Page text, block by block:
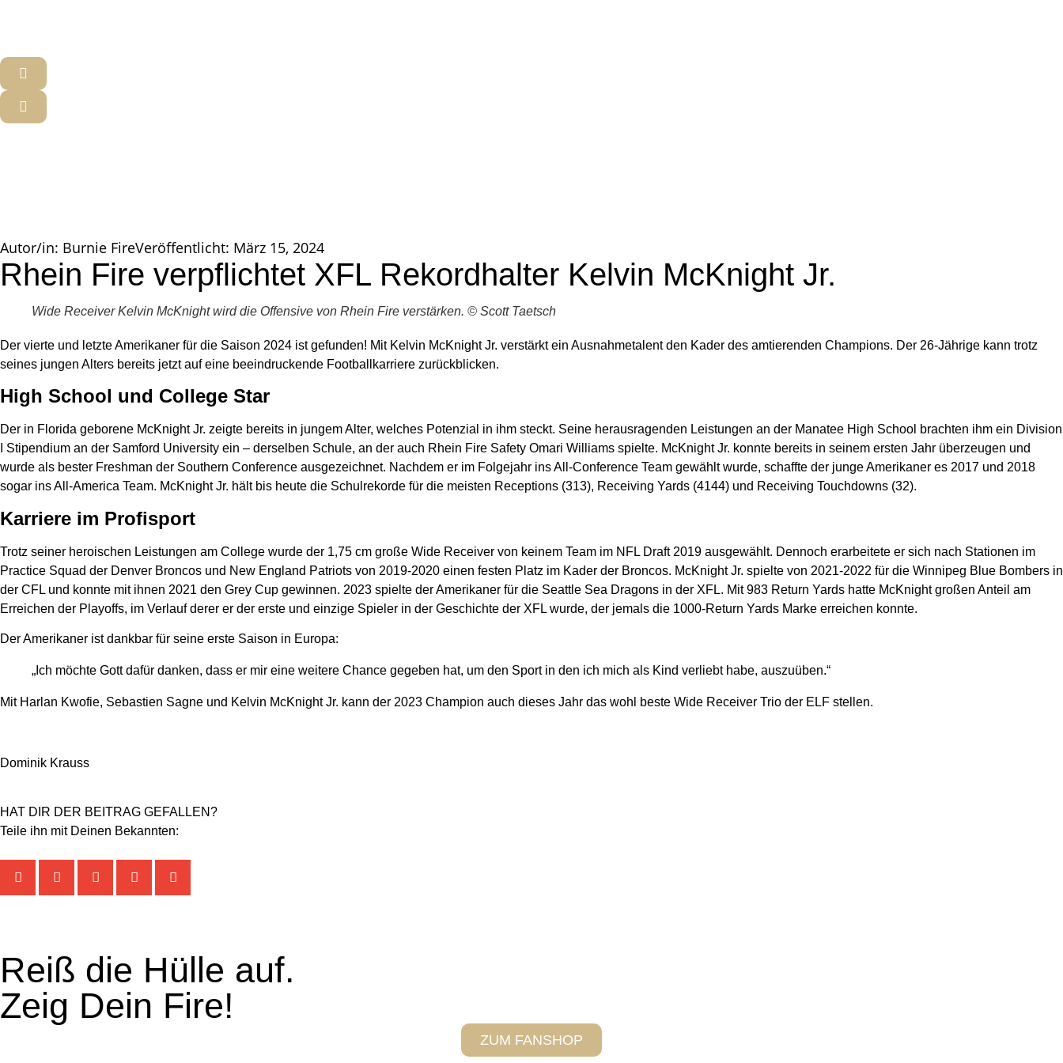
Autor/in: Burnie FireVeröffentlicht: März 15, 2024
Rhein Fire verpflichtet XFL Rekordhalter Kelvin McKnight Jr.
Wide Receiver Kelvin McKnight wird die Offensive von Rhein Fire verstärken. © Scott Taetsch
Der vierte und letzte Amerikaner für die Saison 2024 ist gefunden! Mit Kelvin McKnight Jr. verstärkt ein Ausnahmetalent den Kader des amtierenden Champions. Der 26-Jährige kann trotz
seines jungen Alters bereits jetzt auf eine beeindruckende Footballkarriere zurückblicken.
High School und College Star
Der in Florida geborene McKnight Jr. zeigte bereits in jungem Alter, welches Potenzial in ihm steckt. Seine herausragenden Leistungen an der Manatee High School brachten ihm ein Division
I Stipendium an der Samford University ein – derselben Schule, an der auch Rhein Fire Safety Omari Williams spielte. McKnight Jr. konnte bereits in seinem ersten Jahr überzeugen und
wurde als bester Freshman der Southern Conference ausgezeichnet. Nachdem er im Folgejahr ins All-Conference Team gewählt wurde, schaffte der junge Amerikaner es 2017 und 2018
sogar ins All-America Team. McKnight Jr. hält bis heute die Schulrekorde für die meisten Receptions (313), Receiving Yards (4144) und Receiving Touchdowns (32).
Karriere im Profisport
Trotz seiner heroischen Leistungen am College wurde der 1,75 cm große Wide Receiver von keinem Team im NFL Draft 2019 ausgewählt. Dennoch erarbeitete er sich nach Stationen im
Practice Squad der Denver Broncos und New England Patriots von 2019-2020 einen festen Platz im Kader der Broncos. McKnight Jr. spielte von 2021-2022 für die Winnipeg Blue Bombers in
der CFL und konnte mit ihnen 2021 den Grey Cup gewinnen. 2023 spielte der Amerikaner für die Seattle Sea Dragons in der XFL. Mit 983 Return Yards hatte McKnight großen Anteil am
Erreichen der Playoffs, im Verlauf derer er der erste und einzige Spieler in der Geschichte der XFL wurde, der jemals die 1000-Return Yards Marke erreichen konnte.
Der Amerikaner ist dankbar für seine erste Saison in Europa:
„Ich möchte Gott dafür danken, dass er mir eine weitere Chance gegeben hat, um den Sport in den ich mich als Kind verliebt habe, auszuüben.“
Mit Harlan Kwofie, Sebastien Sagne und Kelvin McKnight Jr. kann der 2023 Champion auch dieses Jahr das wohl beste Wide Receiver Trio der ELF stellen.
Dominik Krauss
HAT DIR DER BEITRAG GEFALLEN?
Teile ihn mit Deinen Bekannten:
Reiß die Hülle auf.
Zeig Dein Fire!
ZUM FANSHOP